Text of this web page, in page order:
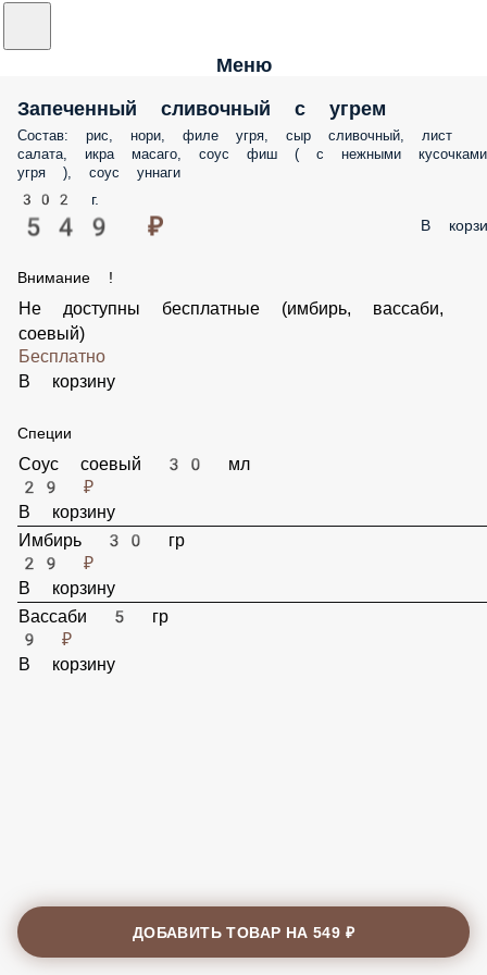
Меню
Запеченный сливочный с угрем
Состав: рис, нори, филе угря, сыр сливочный, лист
салата, икра масаго, соус фиш ( с нежными кусочками
угря ), соус уннаги
302 г.
549 ₽ В
Внимание !
Не доступны бесплатные (имбирь, вассаби,
соевый)
Бесплатно
В корзину
Специи
Соус соевый 30 мл
29 ₽
В корзину
29 ₽
В корзину
Вассаби 5 гр
ДОБАВИТЬ ТОВАР НА549 ₽